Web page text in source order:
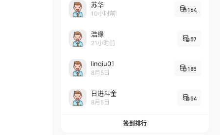
苏华
10小时前
164
浩缘
21小时前
57
linqiu01
8月5日
185
日进斗金
8月5日
54
签到排行